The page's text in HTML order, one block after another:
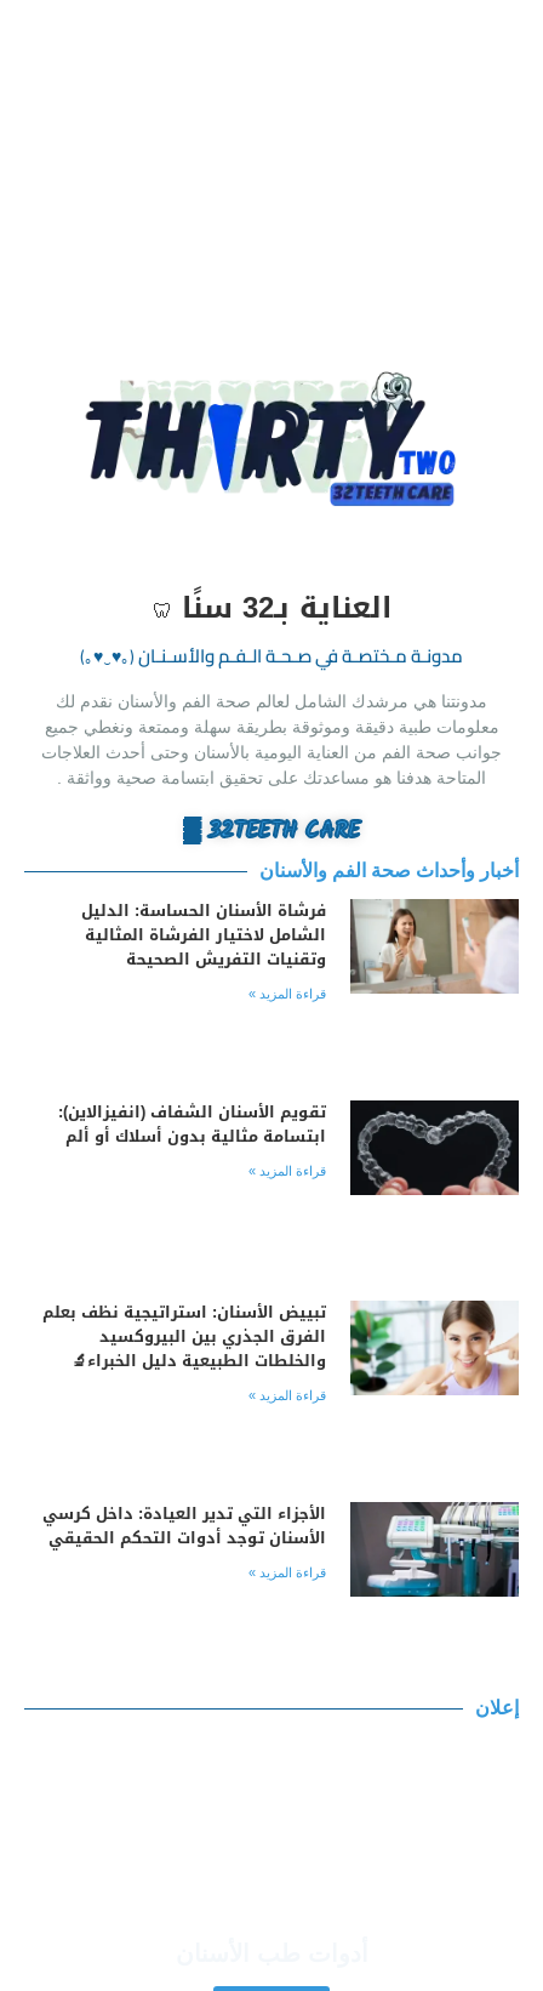
العناية بـ32 سنًا 🦷
مدونـة مـختصـة في صـحـة الـفـم والأسـنـان‏(｡♥‿♥｡)
مدونتنا هي مرشدك الشامل لعالم صحة الفم والأسنان نقدم لك
معلومات طبية دقيقة وموثوقة بطريقة سهلة وممتعة ونغطي جميع
جوانب صحة الفم من العناية اليومية بالأسنان وحتى أحدث العلاجات
المتاحة هدفنا هو مساعدتك على تحقيق ابتسامة صحية وواثقة .
32TEETH CARE ▒
أخبار وأحداث صحة الفم والأسنان
فرشاة الأسنان الحساسة: الدليل
الشامل لاختيار الفرشاة المثالية
وتقنيات التفريش الصحيحة
قراءة المزيد »
تقويم الأسنان الشفاف (انفيزالاين):
ابتسامة مثالية بدون أسلاك أو ألم
قراءة المزيد »
تبييض الأسنان: استراتيجية نظف بعلم
الفرق الجذري بين البيروكسيد
والخلطات الطبيعية دليل الخبراء🔬
قراءة المزيد »
الأجزاء التي تدير العيادة: داخل كرسي
الأسنان توجد أدوات التحكم الحقيقي
قراءة المزيد »
إعلان